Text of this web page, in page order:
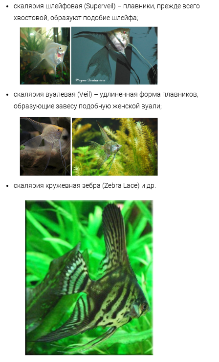
скалярия шлейфовая (Superveil) – плавники, прежде всего
хвостовой, образуют подобие шлейфа;
скалярия вуалевая (Veil) – удлиненная форма плавников,
образующие завесу подобную женской вуали;
скалярия кружевная зебра (Zebra Lace) и др.